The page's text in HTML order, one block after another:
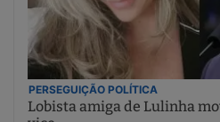
PERSEGUIÇÃO POLÍTICA
Lobista amiga de Lulinha